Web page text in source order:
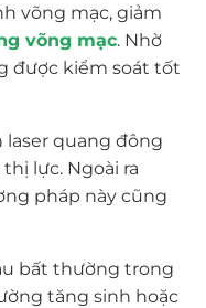
võng mạc, giảm
võng mạc. Nhờ
được kiểm soát tốt
quang đông
lực. Ngoài ra
pháp này cũng
bất thường trong
tăng sinh hoặc